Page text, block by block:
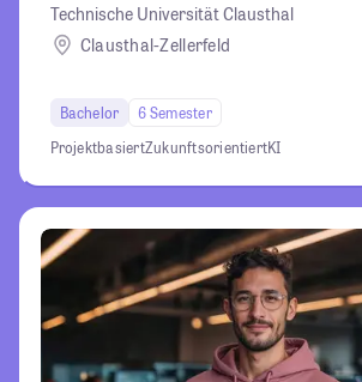
Technische Universität Clausthal
Clausthal-Zellerfeld
Bachelor
6 Semester
ProjektbasiertZukunftsorientiertKI